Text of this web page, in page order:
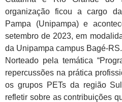
organização ficou a cargo
Pampa (Unipampa) e
setembro de 2023, em
da Unipampa campus Bagé-RS.
Norteado pela temática
repercussões na prática
os grupos PETs da região
refletir sobre as contribuições